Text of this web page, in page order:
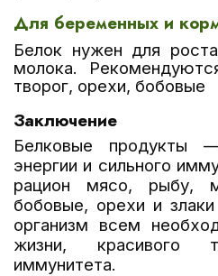
Для беременных и
Белок нужен для
молока.
творог, орехи, бобовые
Заключение
Белковые продукты
энергии и сильного
рацион мясо, рыбу,
бобовые, орехи и
организм всем
жизни, красивого
иммунитета.